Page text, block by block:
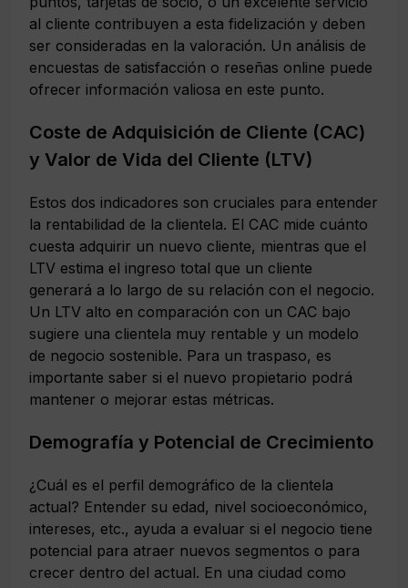
al cliente contribuyen a esta fidelización y deben
ser consideradas en la valoración. Un análisis de
encuestas de satisfacción o reseñas online puede
ofrecer información valiosa en este punto.
Coste de Adquisición de Cliente (CAC)
y Valor de Vida del Cliente (LTV)
Estos dos indicadores son cruciales para entender
la rentabilidad de la clientela. El CAC mide cuánto
cuesta adquirir un nuevo cliente, mientras que el
LTV estima el ingreso total que un cliente
generará a lo largo de su relación con el negocio.
Un LTV alto en comparación con un CAC bajo
sugiere una clientela muy rentable y un modelo
de negocio sostenible. Para un traspaso, es
importante saber si el nuevo propietario podrá
mantener o mejorar estas métricas.
Demografía y Potencial de Crecimiento
¿Cuál es el perfil demográfico de la clientela
actual? Entender su edad, nivel socioeconómico,
intereses, etc., ayuda a evaluar si el negocio tiene
potencial para atraer nuevos segmentos o para
crecer dentro del actual. En una ciudad como